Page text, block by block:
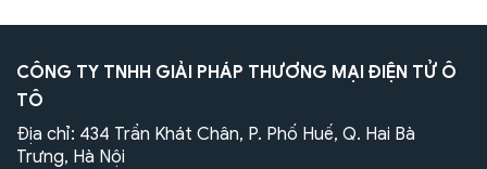
CÔNG TY TNHH GIẢI PHÁP THƯƠNG MẠI ĐIỆN TỬ Ô
TÔ
Địa chỉ: 434 Trần Khát Chân, P. Phố Huế, Q. Hai Bà
Trưng, Hà Nội